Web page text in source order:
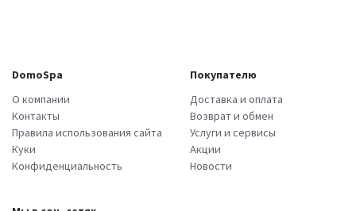
DomoSpa
О компании
Контакты
Правила использования сайта
Куки
Конфиденциальность
Покупателю
Доставка и оплата
Возврат и обмен
Услуги и сервисы
Акции
Новости